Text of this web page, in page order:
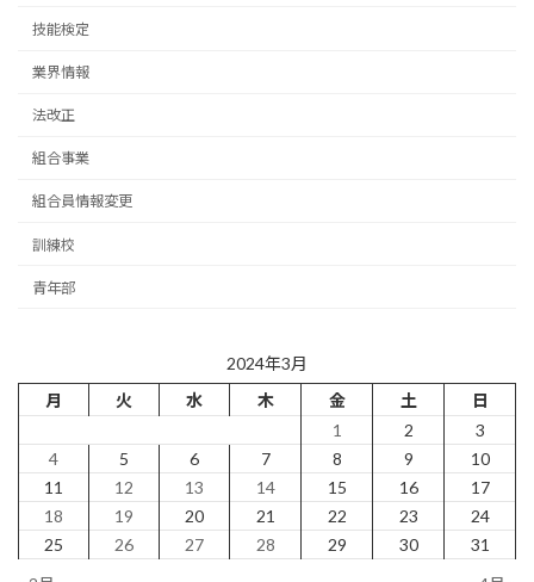
技能検定
業界情報
法改正
組合事業
組合員情報変更
訓練校
青年部
2024年3月
月
火 水 木 金 土
日
1
2
3
4
5 6 7 8 9
10
11
12 13 14 15 16
17
18
19 20 21 22 23
24
25
26 27 28 29 30
31